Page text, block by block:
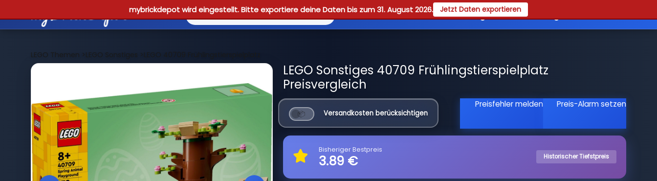
mybrickdepot wird eingestellt. Bitte exportiere deine Daten bis zum 31. August 2026. Jetzt Daten exportieren
Reviews Guides Registrieren
LEGO Themen >LEGO Sonstiges >LEGO 40709 Frühlingstierspielplatz
LEGO Sonstiges 40709 Frühlingstierspielplatz
Preisvergleich
Versandkosten berücksichtigen
Preisfehler melden Preis-Alarm setzen
Bisheriger Bestpreis
3.89 € Historischer Tiefstpreis